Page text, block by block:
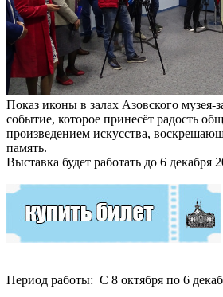
Показ иконы в залах Азовского музея-
событие, которое принесёт радость
произведением искусства,
память.
Выставка будет работать до 6 декабря
Период работы: С 8 октября по 6